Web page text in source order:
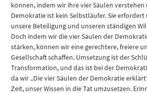
können, indem wir ihre vier Säulen
Demokratie ist kein Selbstläufer. Sie erfordert
unsere Beteiligung und unseren ständigen
Doch indem wir die vier Säulen der
stärken, können wir eine gerechtere, freiere
Gesellschaft schaffen. Umsetzung ist der
Transformation, und das ist bei der
da wir „Die vier Säulen der Demokratie
Zeit, unser Wissen in die Tat umzusetzen.